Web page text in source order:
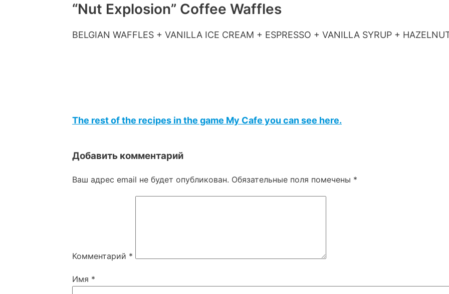
“Nut Explosion” Coffee Waffles
BELGIAN WAFFLES + VANILLA ICE CREAM + ESPRESSO + VANILLA SYRUP +
The rest of the recipes in the game My Cafe you can see here.
Добавить комментарий
Ваш адрес email не будет опубликован. Обязательные поля помечены *
Комментарий *
Имя *